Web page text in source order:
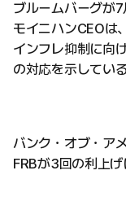
ブルームバーグが7
モイニハンCEOは
インフレ抑制に向
の対応を示してい
バンク・オブ・ア
FRBが3回の利上げ